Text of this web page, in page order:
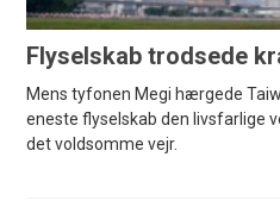
Flyselskab trodsede
Mens tyfonen Megi hærgede
eneste flyselskab den livsfarlige
det voldsomme vejr.